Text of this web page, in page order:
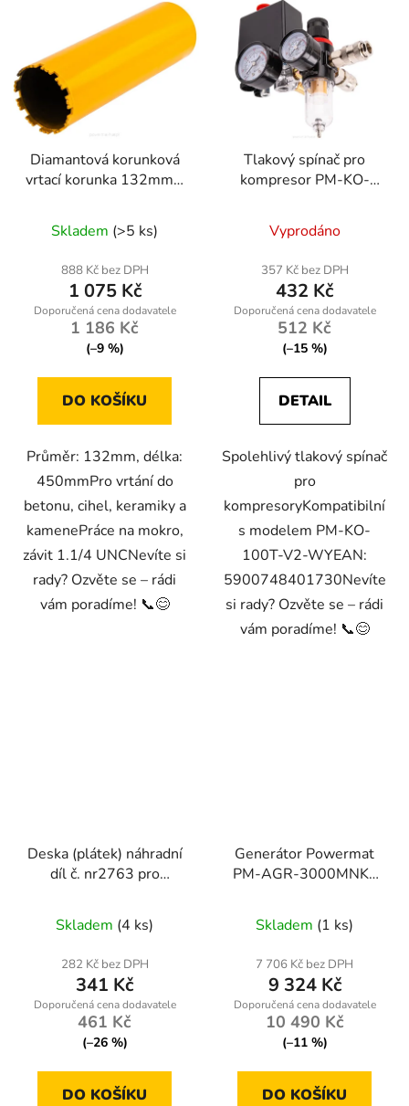
Diamantová korunková
vrtací korunka 132mm x
Skladem (>5 ks)
888 Kč bez DPH
1 075 Kč
1 186 Kč
(–9 %)
DO KOŠÍKU
Průměr: 132mm, délka:
450mmPro vrtání do
betonu, cihel, keramiky a
kamenePráce na mokro,
závit 1.1/4 UNCNevíte si
rady? Ozvěte se – rádi
vám poradíme! 📞😊
Tlakový spínač pro
kompresor PM-KO-
Vyprodáno
357 Kč bez DPH
432 Kč
512 Kč
(–15 %)
DETAIL
Spolehlivý tlakový spínač
pro
kompresoryKompatibilní
s modelem PM-KO-
100T-V2-WYEAN:
5900748401730Nevíte
si rady? Ozvěte se – rádi
vám poradíme! 📞😊
Deska (plátek) náhradní
díl č. nr2763 pro
KD1880 a KD1881
Skladem (4 ks)
282 Kč bez DPH
341 Kč
461 Kč
(–26 %)
DO KOŠÍKU
Generátor Powermat
PM-AGR-3000MNKE
Skladem (1 ks)
7 706 Kč bez DPH
9 324 Kč
10 490 Kč
(–11 %)
DO KOŠÍKU